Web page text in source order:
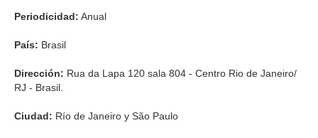
Periodicidad: Anual
País: Brasil
Dirección: Rua da Lapa 120 sala 804 - Centro Rio de Janeiro/
RJ - Brasil.
Ciudad: Río de Janeiro y São Paulo